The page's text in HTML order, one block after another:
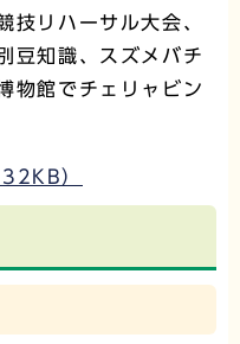
技リハーサル大会、
豆知識、スズメバチ
物館でチェリャビン
）